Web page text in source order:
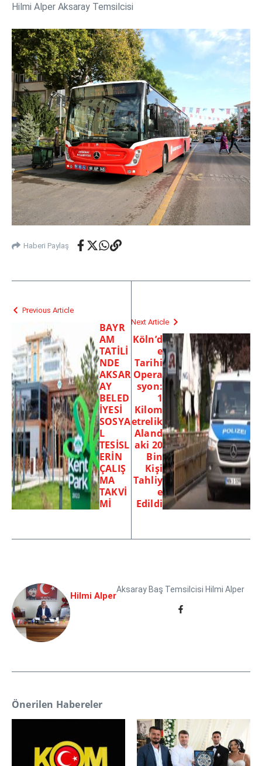
Hilmi Alper Aksaray Temsilcisi
Haberi Paylaş
Previous Article
BAYR
AM
TATİLİ
NDE
AKSAR
AY
BELED
İYESİ
SOSYA
L
TESİSL
ERİN
ÇALIŞ
MA
TAKVİ
Mİ
Next Article
Köln’d
e
Tarihi
Opera
syon:
1
Kilom
etrelik
Aland
aki 20
Bin
Kişi
Tahliy
e
Edildi
Hilmi Alper
Aksaray Baş Temsilcisi Hilmi Alper
Önerilen Habereler